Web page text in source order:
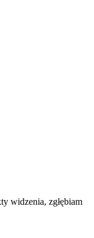
widzenia, zgłębiam